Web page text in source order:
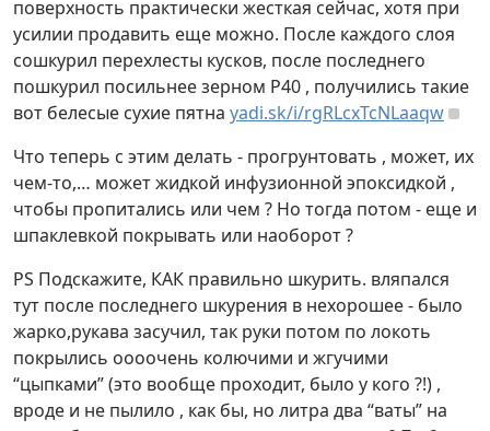
поверхность практически жесткая сейчас, хотя при
усилии продавить еще можно. После каждого слоя
сошкурил перехлесты кусков, после последнего
пошкурил посильнее зерном P40 , получились такие
вот белесые сухие пятна yadi.sk/i/rgRLcxTcNLaaqw
Что теперь с этим делать - прогрунтовать , может, их
чем-то,… может жидкой инфузионной эпоксидкой ,
чтобы пропитались или чем ? Но тогда потом - еще и
шпаклевкой покрывать или наоборот ?
PS Подскажите, КАК правильно шкурить. вляпался
тут после последнего шкурения в нехорошее - было
жарко,рукава засучил, так руки потом по локоть
покрылись оооочень колючими и жгучими
“цыпками” (это вообще проходит, было у кого ?!) ,
вроде и не пылило , как бы, но литра два “ваты” на